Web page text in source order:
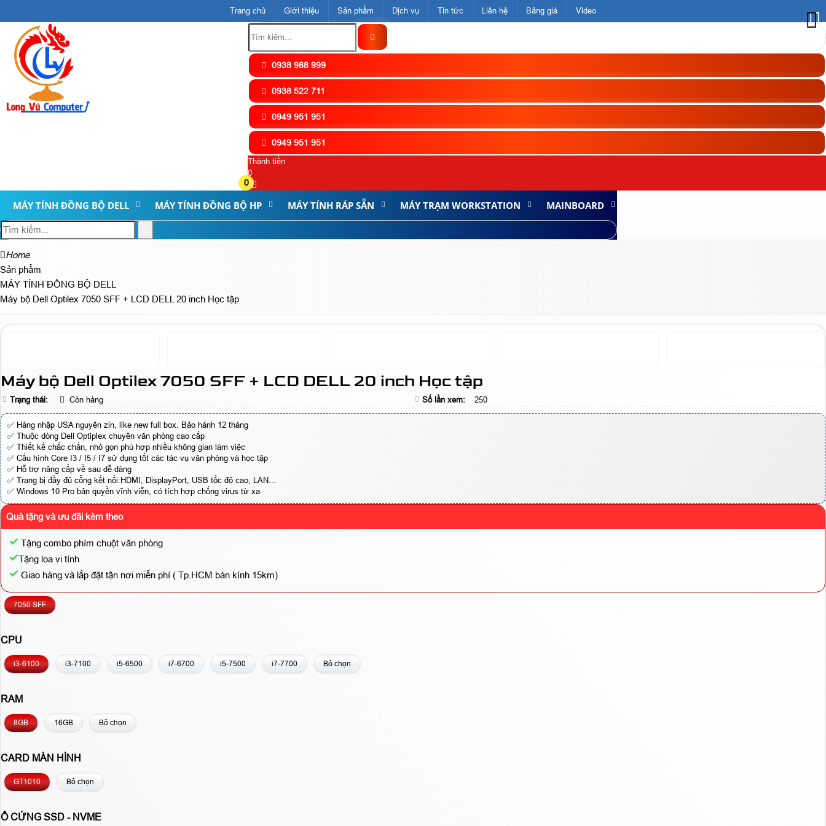
Trang chủ Giới thiệu Sản phẩm Dịch vụ Tin tức Liên hệ Bảng giá Video
0938 988 999
0938 522 711
0949 951 951
0949 951 951
Thành tiền
0
0
MÁY TÍNH ĐỒNG BỘ DELL MÁY TÍNH ĐỒNG BỘ HP MÁY TÍNH RÁP SẴN MÁY TRẠM WORKSTATION MAINBOARD
Home
Sản phẩm
MÁY TÍNH ĐỒNG BỘ DELL
Máy bộ Dell Optilex 7050 SFF + LCD DELL 20 inch Học tập
Máy bộ Dell Optilex 7050 SFF + LCD DELL 20 inch Học tập
Trạng thái: Còn hàng Số lần xem: 250
✅ Hàng nhập USA nguyên zin, like new full box. Bảo hành 12 tháng
✅ Thuộc dòng Dell Optiplex chuyên văn phòng cao cấp
✅ Thiết kế chắc chắn, nhỏ gọn phù hợp nhiều không gian làm việc
✅ Cấu hình Core I3 / I5 / I7 sử dụng tốt các tác vụ văn phòng và học tập
✅ Hỗ trợ nâng cấp về sau dễ dàng
✅ Trang bị đầy đủ cổng kết nối:HDMI, DisplayPort, USB tốc độ cao, LAN...
✅ Windows 10 Pro bản quyền vĩnh viễn, có tích hợp chống virus từ xa
Quà tặng và ưu đãi kèm theo
Tặng combo phím chuột văn phòng
Tặng loa vi tính
Giao hàng và lắp đặt tận nơi miễn phí ( Tp.HCM bán kính 15km)
7050 SFF
CPU
i3-6100 i3-7100 i5-6500 i7-6700 i5-7500 i7-7700 Bỏ chọn
RAM
8GB 16GB Bỏ chọn
CARD MÀN HÌNH
GT1010 Bỏ chọn
Ổ CỨNG SSD - NVME